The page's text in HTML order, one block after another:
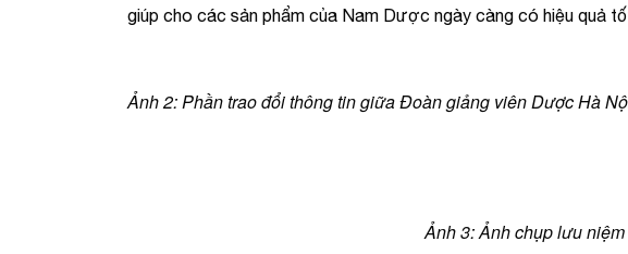
giúp cho các sản phẩm của Nam Dược ngày càng có hiệu quả
Ảnh 2: Phần trao đổi thông tin giữa Đoàn giảng viên Dược Hà
Ảnh 3: Ảnh chụp lưu niệm